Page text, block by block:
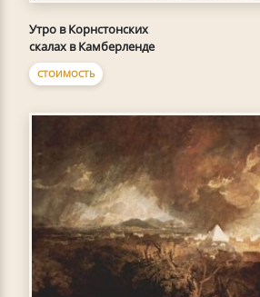
Утро в Корнстонских
скалах в Камберленде
СТОИМОСТЬ